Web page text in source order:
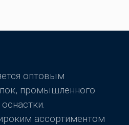
оптовым
промышленного
ассортиментом